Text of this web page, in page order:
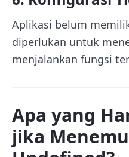
Aplikasi belum
diperlukan untuk
menjalankan fungsi
Apa yang
jika